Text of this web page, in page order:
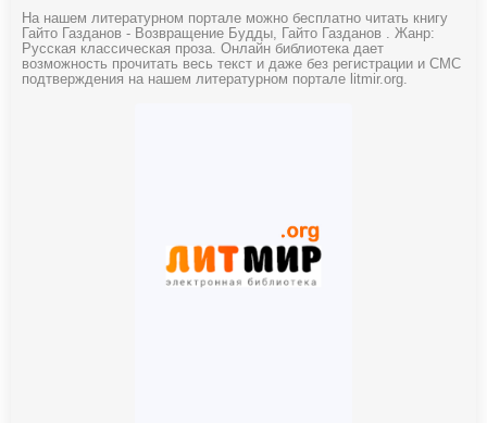
На нашем литературном портале можно бесплатно читать книгу
Гайто Газданов - Возвращение Будды, Гайто Газданов . Жанр:
Русская классическая проза. Онлайн библиотека дает
возможность прочитать весь текст и даже без регистрации и СМС
подтверждения на нашем литературном портале litmir.org.